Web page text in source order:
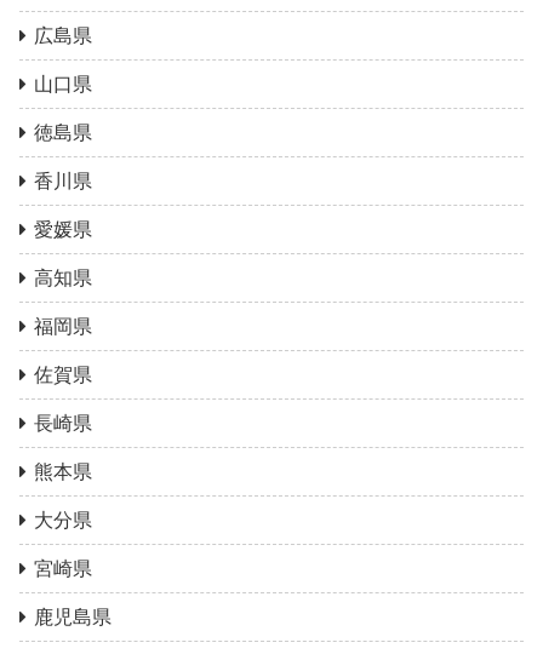
広島県
山口県
徳島県
香川県
愛媛県
高知県
福岡県
佐賀県
長崎県
熊本県
大分県
宮崎県
鹿児島県